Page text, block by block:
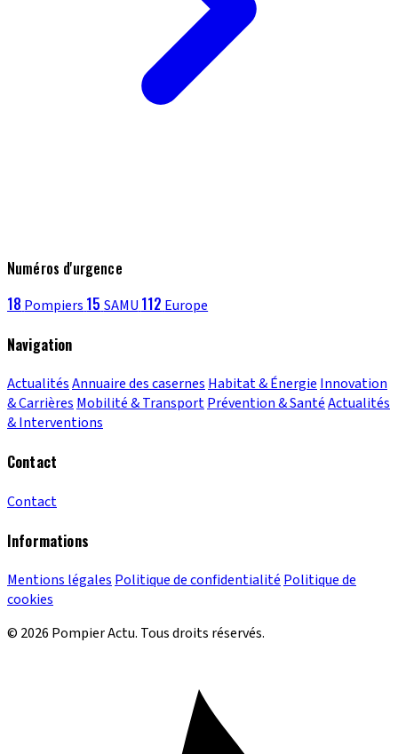
Numéros d'urgence
18 Pompiers 15 SAMU 112 Europe
Navigation
ActualitésAnnuaire des casernes Habitat & Énergie Innovation
& Carrières Mobilité & TransportPrévention & SantéActualités
& Interventions
Contact
Contact
Informations
Mentions légales Politique de confidentialité Politique de
cookies
© 2026 Pompier Actu. Tous droits réservés.